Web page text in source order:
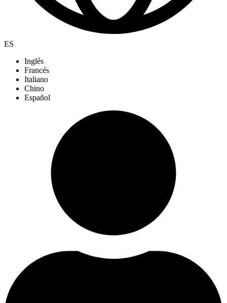
ES
Inglés
Francés
Italiano
Chino
Español